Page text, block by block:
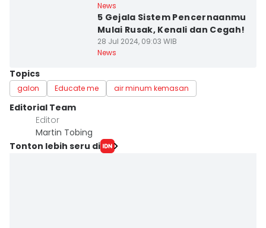
News
5 Gejala Sistem Pencernaanmu
Mulai Rusak, Kenali dan Cegah!
28 Jul 2024, 09:03 WIB
News
Topics
galon Educate me air minum kemasan
Editorial Team
Editor
Martin Tobing
Tonton lebih seru di